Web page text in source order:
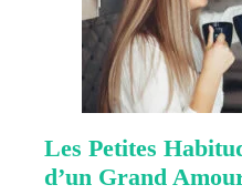
Les Petites
d’un Grand